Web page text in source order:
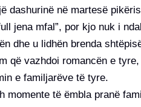
dashurinë në martesë
jena mfal”, por kjo nuk i
dhe u lidhën brenda
që vazhdoi romancën e
e familjarëve të tyre.
momente të ëmbla pranë